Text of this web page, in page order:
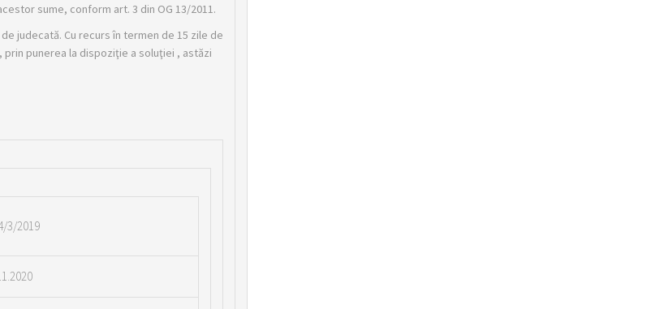
sume, conform art. 3 din OG 13/2011.
judecată. Cu recurs în termen de 15 zile de
prin punerea la dispoziţie a soluţiei , astăzi
3/2019